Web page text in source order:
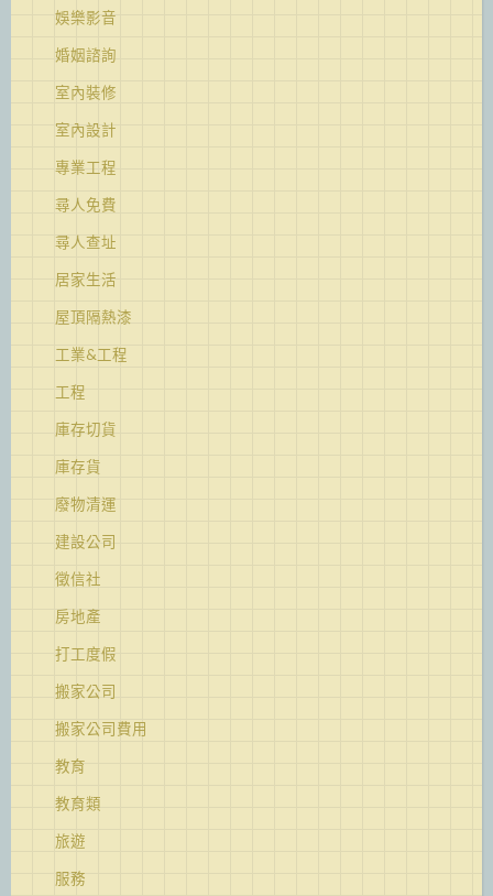
娛樂影音
婚姻諮詢
室內裝修
室內設計
專業工程
尋人免費
尋人查址
居家生活
屋頂隔熱漆
工業&工程
工程
庫存切貨
庫存貨
廢物清運
建設公司
徵信社
房地產
打工度假
搬家公司
搬家公司費用
教育
教育類
旅遊
服務